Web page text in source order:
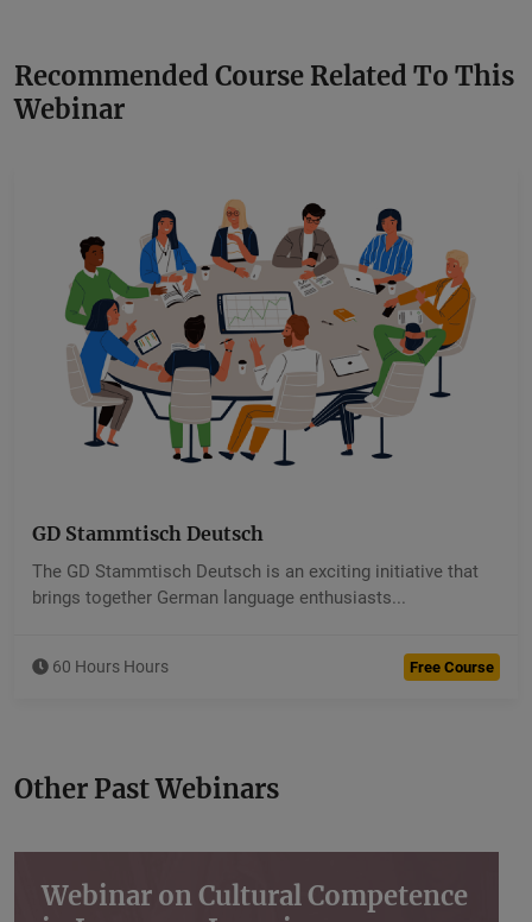
Recommended Course Related To This
Webinar
Devkaran Saini
5.00 (40 Ratings )
GD Stammtisch Deutsch
The GD Stammtisch Deutsch is an exciting initiative that
brings together German language enthusiasts...
60 Hours Hours Free Course
Other Past Webinars
Webinar on Cultural Competence